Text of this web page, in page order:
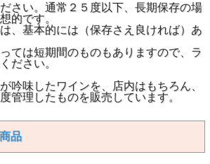
さい。通常２５度以下、長期保存の場
的です。
、基本的には（保存さえ良ければ）あ
ては短期間のものもありますので、ラ
ださい。
吟味したワインを、店内はもちろん、
管理したものを販売しています。
品